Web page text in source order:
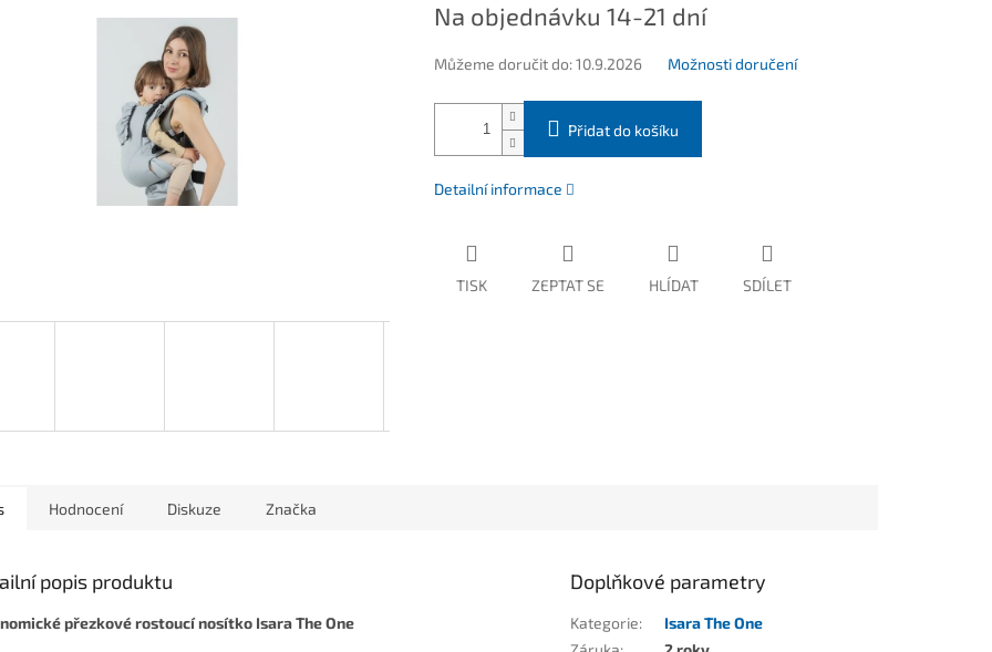
cena:
Na objednávku 14-21 dní
Můžeme doručit do: 10.9.2026 Možnosti doručení
Přidat do košíku
Detailní informace
TISK ZEPTAT SE HLÍDAT SDÍLET
Hodnocení Diskuze Značka
popis produktu
přezkové rostoucí nosítko Isara The One
Doplňkové parametry
Kategorie:
Isara The One